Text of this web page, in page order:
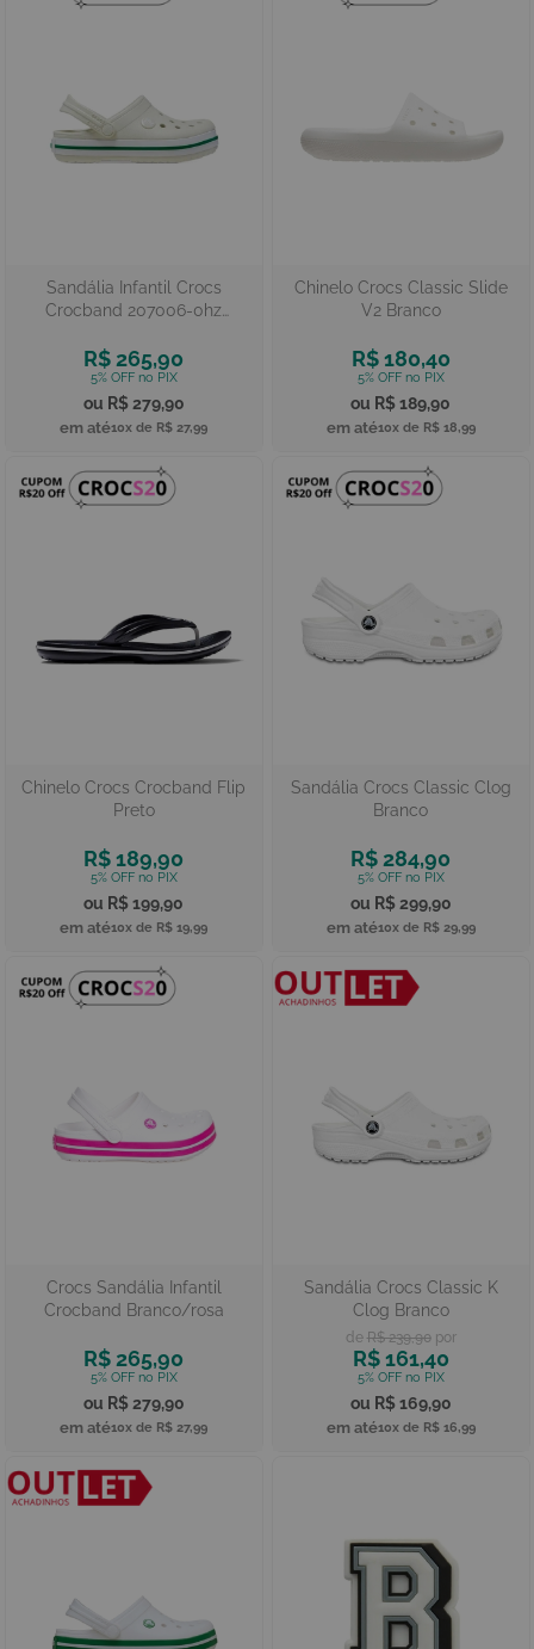
Sandália Infantil Crocs
Crocband 207006-0hz
R$ 265,90
R$ 279,90
10x de R$ 27,99
Chinelo Crocs Classic Slide
V2 Branco
R$ 180,40
R$ 189,90
10x de R$ 18,99
Chinelo Crocs Crocband Flip
Preto
R$ 189,90
R$ 199,90
10x de R$ 19,99
Sandália Crocs Classic Clog
Branco
R$ 284,90
R$ 299,90
10x de R$ 29,99
Crocs Sandália Infantil
Crocband Branco/rosa
R$ 265,90
R$ 279,90
10x de R$ 27,99
Sandália Crocs Classic K
Clog Branco
R$ 161,40
R$ 239,90
R$ 169,90
10x de R$ 16,99